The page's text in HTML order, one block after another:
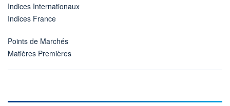
Indices Internationaux
Indices France
Points de Marchés
Matières Premières